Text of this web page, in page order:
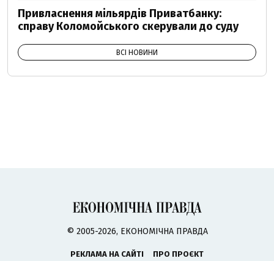
Привласнення мільярдів Приватбанку:
справу Коломойського скерували до суду
ВСІ НОВИНИ
© 2005-2026, ЕКОНОМІЧНА ПРАВДА
РЕКЛАМА НА САЙТІ
ПРО ПРОЄКТ